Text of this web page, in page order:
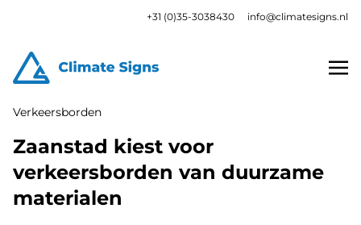
+31 (0)35-3038430 info@climatesigns.nl
Verkeersborden
Zaanstad kiest voor
verkeersborden van duurzame
materialen